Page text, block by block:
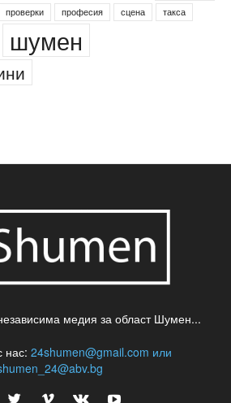
проверки професия сцена такса
шумен
медия за област Шумен...
нас: 24shumen@gmail.com или